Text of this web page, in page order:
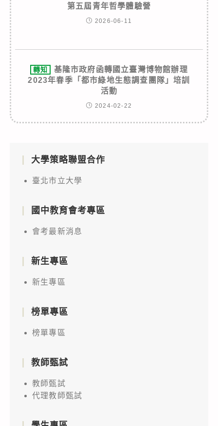
第五屆青年哲學體驗營
2026-06-11
轉知
基隆市政府函轉國立臺灣博物館辦理
2023年春季「都市綠地生態調查團隊」培訓
活動
2024-02-22
大學策略聯盟合作
臺北市立大學
國中教育會考專區
會考最新消息
新生專區
新生專區
榜單專區
榜單專區
教師甄試
教師甄試
代理教師甄試